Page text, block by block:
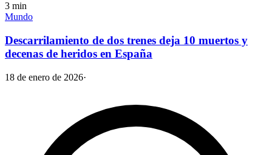
3 min
Mundo
Descarrilamiento de dos trenes deja 10 muertos y
decenas de heridos en España
18 de enero de 2026·